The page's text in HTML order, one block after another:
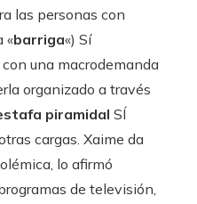
las personas con
«barriga«) Sí
una macrodemanda
organizado a través
piramidal SÍ
cargas. Xaime da
lo afirmó
de televisión,